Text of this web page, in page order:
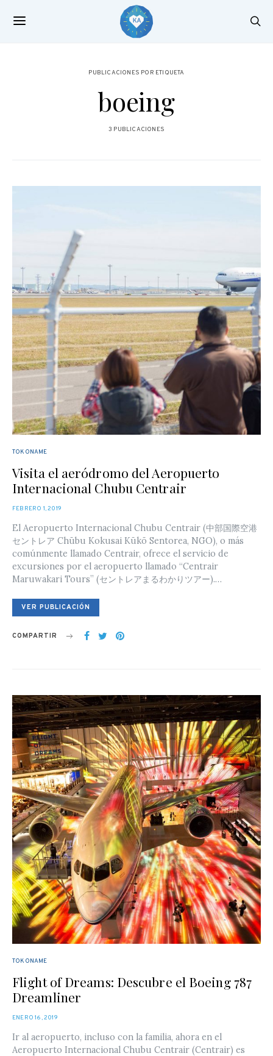
PUBLICACIONES POR ETIQUETA
boeing
3 PUBLICACIONES
TOKONAME
Visita el aeródromo del Aeropuerto
Internacional Chubu Centrair
POSTED
FEBRERO 1, 2019
El Aeropuerto Internacional Chubu Centrair (中部国際空港
セントレア Chūbu Kokusai Kūkō Sentorea, NGO), o más
comúnmente llamado Centrair, ofrece el servicio de
excursiones por el aeropuerto llamado “Centrair
Maruwakari Tours” (セントレアまるわかりツアー).…
VER PUBLICACIÓN
COMPARTIR
TOKONAME
Flight of Dreams: Descubre el Boeing 787
Dreamliner
POSTED
ENERO 16, 2019
Ir al aeropuerto, incluso con la familia, ahora en el
Aeropuerto Internacional Chubu Centrair (Centrair) es